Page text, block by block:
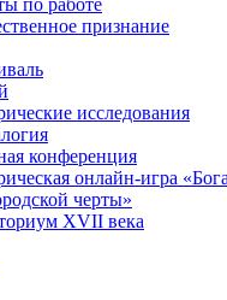
по работе
признание
исследования
конференция
онлайн-игра
черты»
XVII века